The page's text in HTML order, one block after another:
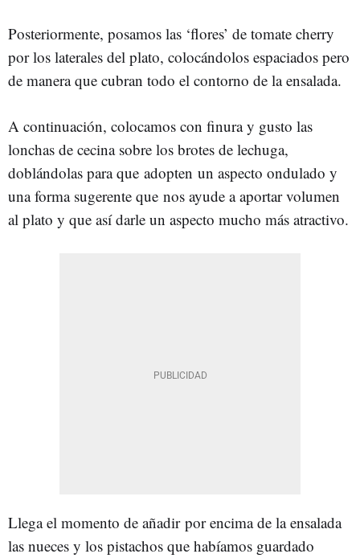
Posteriormente, posamos las ‘flores’ de tomate cherry
por los laterales del plato, colocándolos espaciados pero
de manera que cubran todo el contorno de la ensalada.
A continuación, colocamos con finura y gusto las
lonchas de cecina sobre los brotes de lechuga,
doblándolas para que adopten un aspecto ondulado y
una forma sugerente que nos ayude a aportar volumen
al plato y que así darle un aspecto mucho más atractivo.
Llega el momento de añadir por encima de la ensalada
las nueces y los pistachos que habíamos guardado